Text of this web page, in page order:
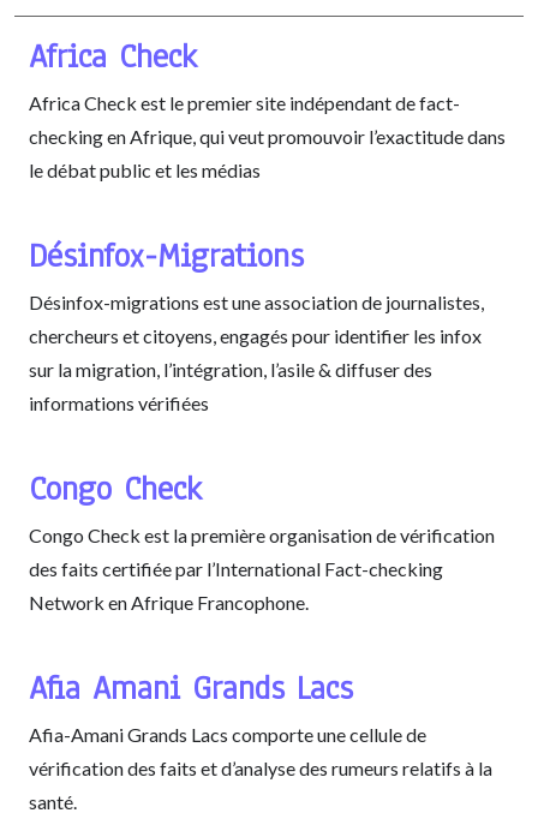
Africa Check
Africa Check est le premier site indépendant de fact-
checking en Afrique, qui veut promouvoir l’exactitude dans
le débat public et les médias
Désinfox-Migrations
Désinfox-migrations est une association de journalistes,
chercheurs et citoyens, engagés pour identifier les infox
sur la migration, l’intégration, l’asile & diffuser des
informations vérifiées
Congo Check
Congo Check est la première organisation de vérification
des faits certifiée par l’International Fact-checking
Network en Afrique Francophone.
Afia Amani Grands Lacs
Afia-Amani Grands Lacs comporte une cellule de
vérification des faits et d’analyse des rumeurs relatifs à la
santé.